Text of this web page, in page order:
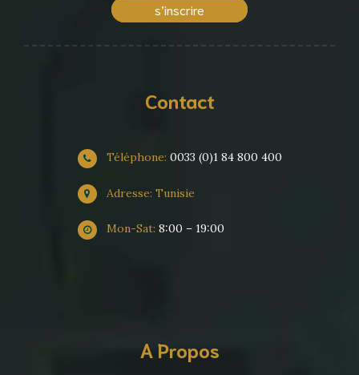
s’inscrire
Contact
Téléphone: 0033 (0)1 84 800 400
Adresse: Tunisie
Mon-Sat: 8:00 – 19:00
A Propos